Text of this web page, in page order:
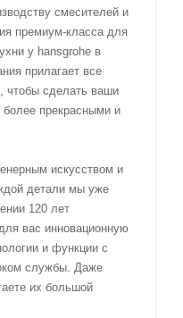
смесителей и
премиум-класса для
у hansgrohe в
прилагает все
чтобы сделать ваши
более прекрасными и
искусством и
детали мы уже
120 лет
вас инновационную
и функции с
службы. Даже
их большой